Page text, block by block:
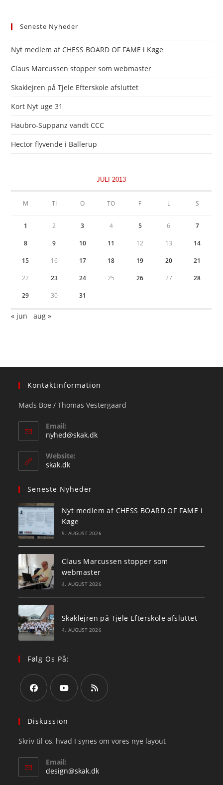
Seneste Nyheder
Nyt medlem af CHESS BOARD OF FAME i Køge
Claus Marcussen stopper som webmaster
Skaklejren på Tjele Efterskole afsluttet
Kort Nyt uge 31
Haubro-Suppanz vandt CCC
Hector flyvende i Ballerup
JULI 2013
M TI O TO F L S
1 2 3 4 5 6 7
8 9 10 11 12 13 14
15 16 17 18 19 20 21
22 23 24 25 26 27 28
29 30 31
« jun aug »
Kontaktinformation
Mads Boe / Thomas Vestergaard
Email:
nyhed@skak.dkOpens
Website:
skak.dk
Seneste Nyheder
Nyt medlem af CHESS BOARD OF FAME i
Køge
5. AUGUST 2026
Claus Marcussen stopper som
webmaster
4. AUGUST 2026
Skaklejren på Tjele Efterskole afsluttet
4. AUGUST 2026
Følg Os På:
in
new
tab
in
new
new
Diskussion
Skriv til os, hvad I synes om vores nye layout
Email:
design@skak.dkOpens